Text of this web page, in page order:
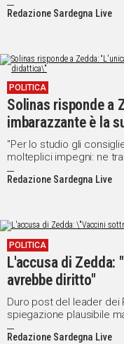
Redazione Sardegna Live
POLITICA
Solinas risponde a
imbarazzante è la
didattica"
"Per lo studio gli
molteplici impegni: ne
giovamento"
Redazione Sardegna Live
POLITICA
L'accusa di Zedda:
avrebbe diritto"
Duro post del leader dei
spiegazione plausibile
sono priorità, non c'è
Redazione Sardegna Live